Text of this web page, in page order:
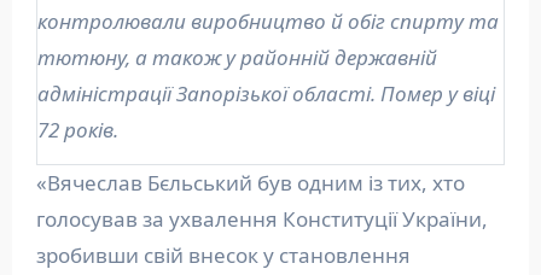
контролювали виробництво й обіг спирту та
тютюну, а також у районній державній
адміністрації Запорізької області. Помер у віці
72 років.
«Вячеслав Бєльський був одним із тих, хто
голосував за ухвалення Конституції України,
зробивши свій внесок у становлення